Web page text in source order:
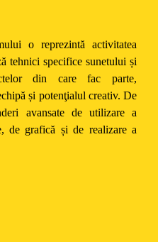
o reprezintă activitatea
tehnici specifice sunetului și
din care fac parte,
și potenţialul creativ. De
avansate de utilizare a
de grafică și de realizare a